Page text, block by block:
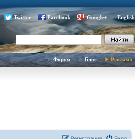
Twitter Facebook Google+ English
Форум Блог Реклама